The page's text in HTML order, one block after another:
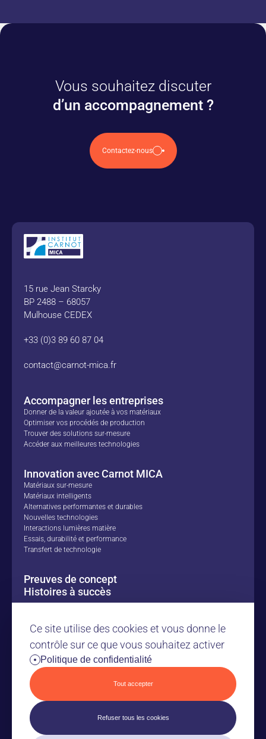
Vous souhaitez discuter
d’un accompagnement ?
Contactez-nous
15 rue Jean Starcky
BP 2488 – 68057
Mulhouse CEDEX
+33 (0)3 89 60 87 04
contact@carnot-mica.fr
Accompagner les entreprises
Donner de la valeur ajoutée à vos matériaux
Optimiser vos procédés de production
Trouver des solutions sur-mesure
Accéder aux meilleures technologies
Innovation avec Carnot MICA
Matériaux sur-mesure
Matériaux intelligents
Alternatives performantes et durables
Nouvelles technologies
Interactions lumières matière
Essais, durabilité et performance
Transfert de technologie
Preuves de concept
Histoires à succès
Le Carnot MICA
Nous contacter
Espace Presse
Ce site utilise des cookies et vous donne le
contrôle sur ce que vous souhaitez activer
Tout accepter
Refuser tous les cookies
Politique de confidentialité